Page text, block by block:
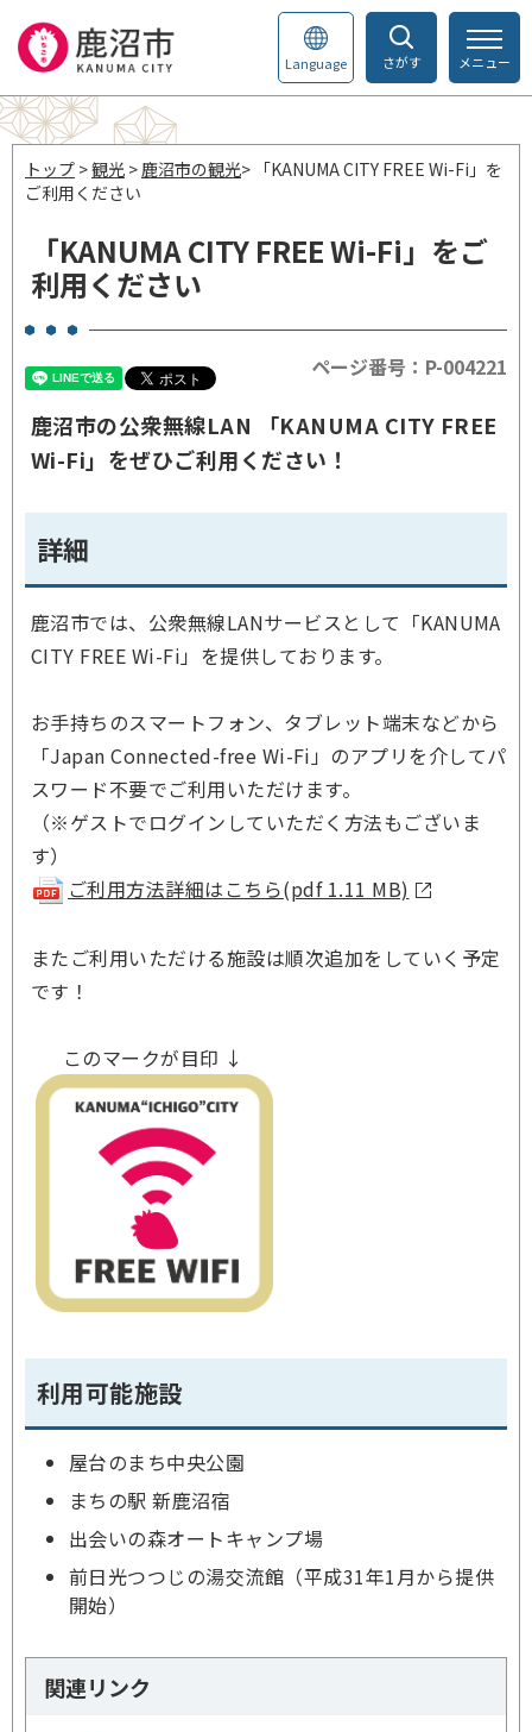
さがす
Language メニュー
トップ >観光 >鹿沼市の観光> 「KANUMA CITY FREE Wi-Fi」を
ご利用ください
「KANUMA CITY FREE Wi-Fi」をご
利用ください
ページ番号：P-004221
鹿沼市の公衆無線LAN 「KANUMA CITY FREE
Wi-Fi」をぜひご利用ください！
詳細
鹿沼市では、公衆無線LANサービスとして「KANUMA
CITY FREE Wi-Fi」を提供しております。
お手持ちのスマートフォン、タブレット端末などから
「Japan Connected-free Wi-Fi」のアプリを介してパ
スワード不要でご利用いただけます。
（※ゲストでログインしていただく方法もございま
す）
ご利用方法詳細はこちら(pdf 1.11 MB)
またご利用いただける施設は順次追加をしていく予定
です！
このマークが目印 ↓
利用可能施設
屋台のまち中央公園
まちの駅 新鹿沼宿
出会いの森オートキャンプ場
前日光つつじの湯交流館（平成31年1月から提供
開始）
関連リンク